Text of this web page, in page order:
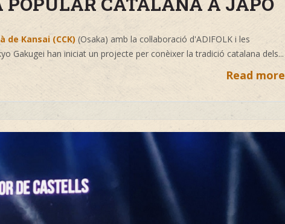
de Kansai (CCK) (Osaka) amb la col·laboració d'ADIFOLK i les
Gakugei han iniciat un projecte per conèixer la tradició catalana dels...
Read more